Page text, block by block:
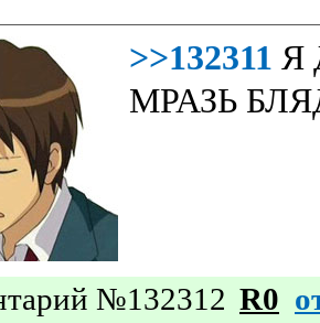
>>132311 Я
МРАЗЬ
№132312 R0